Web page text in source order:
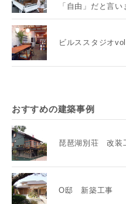
「自由」だと言
未来”とは？
ビルススタジオ
おすすめの建築事例
琵琶湖別荘 改装
O邸 新築工事